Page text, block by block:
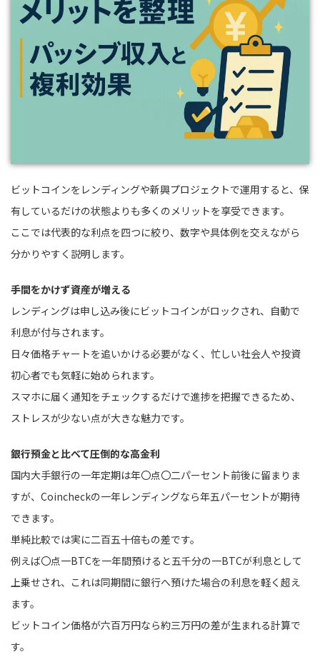
ビットコインをレンディングや新興プロジェクトで運用すると、保
有しているだけの状態よりも多くのメリットを享受できます。
ここでは代表的な利点を四つに絞り、数字や具体例を交えながら
分かりやすく説明します。
手間をかけず資産が増える
レンディングは申し込み後にビットコインがロックされ、自動で
利息が付与されます。
日々価格チャートを追いかける必要がなく、忙しい社会人や投資
初心者でも気軽に始められます。
スマホに届く通知をチェックするだけで進捗を把握できるため、
ストレスが少ない点が大きな魅力です。
銀行預金と比べて圧倒的な高金利
国内大手銀行の一年定期は年〇点〇二パーセント前後に留まりま
すが、Coincheckの一年レンディングなら年五パーセントが期待
できます。
単純比較では実に二百五十倍もの差です。
例えば〇点一BTCを一年間預けると五千分の一BTCが利息として
上乗せされ、これは同期間に銀行へ預けた場合の利息を軽く超え
ます。
ビットコイン価格が六百万円なら約三万円の差が生まれる計算で
す。